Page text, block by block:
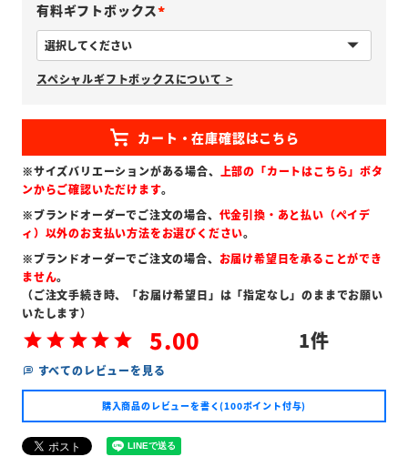
有料ギフトボックス
必
須
)
スペシャルギフトボックスについて >
※サイズバリエーションがある場合、 上部の「カートはこちら」ボタ
ンからご確認いただけます。
※ブランドオーダーでご注文の場合、 代金引換・あと払い（ペイデ
ィ）以外のお支払い方法をお選びください。
※ブランドオーダーでご注文の場合、 お届け希望日を承ることができ
ません。
（ご注文手続き時、「お届け希望日」は「指定なし」のままでお願い
いたします）
5.00 1
すべてのレビューを見る
購入商品のレビューを書く(100ポイント付与)